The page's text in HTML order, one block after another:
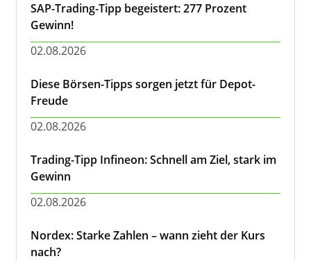
SAP-Trading-Tipp begeistert: 277 Prozent
Gewinn!
02.08.2026
Diese Börsen-Tipps sorgen jetzt für Depot-
Freude
02.08.2026
Trading-Tipp Infineon: Schnell am Ziel, stark im
Gewinn
02.08.2026
Nordex: Starke Zahlen – wann zieht der Kurs
nach?